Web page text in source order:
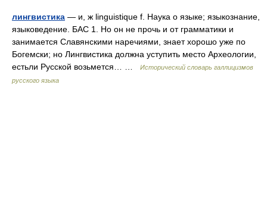
лингвистика — и, ж linguistique f. Наука о языке; языкознание,
языковедение. БАС 1. Но он не прочь и от грамматики и
занимается Славянскими наречиями, знает хорошо уже по
Богемски; но Лингвистика должна уступить место Археологии,
естьли Русской возьмется… …
Исторический словарь галлицизмов
русского языка